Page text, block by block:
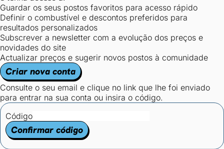
Guardar os seus postos favoritos para acesso rápido
Definir o combustível e descontos preferidos para
resultados personalizados
Subscrever a newsletter com a evolução dos preços e
novidades do site
Actualizar preços e sugerir novos postos à comunidade
Criar nova conta
Consulte o seu email e clique no link que lhe foi enviado
para entrar na sua conta ou insira o código.
Código
Confirmar código